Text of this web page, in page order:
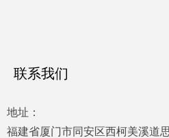
地址：
福建省厦门市同安区西柯美溪道
联系我们